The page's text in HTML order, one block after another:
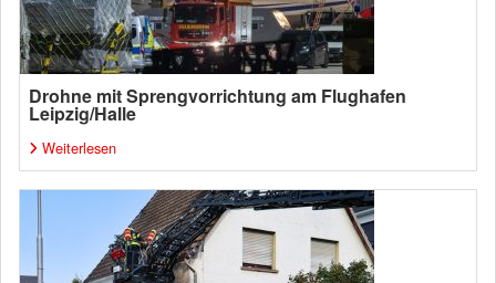
Drohne mit Sprengvorrichtung am Flughafen
Leipzig/Halle
Weiterlesen